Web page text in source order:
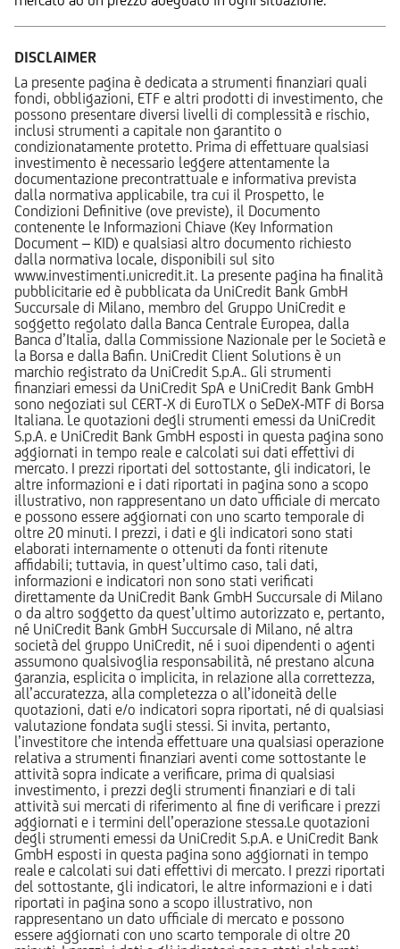
DISCLAIMER
La presente pagina è dedicata a strumenti finanziari quali
fondi, obbligazioni, ETF e altri prodotti di investimento, che
possono presentare diversi livelli di complessità e rischio,
inclusi strumenti a capitale non garantito o
condizionatamente protetto. Prima di effettuare qualsiasi
investimento è necessario leggere attentamente la
documentazione precontrattuale e informativa prevista
dalla normativa applicabile, tra cui il Prospetto, le
Condizioni Definitive (ove previste), il Documento
contenente le Informazioni Chiave (Key Information
Document – KID) e qualsiasi altro documento richiesto
dalla normativa locale, disponibili sul sito
www.investimenti.unicredit.it. La presente pagina ha finalità
pubblicitarie ed è pubblicata da UniCredit Bank GmbH
Succursale di Milano, membro del Gruppo UniCredit e
soggetto regolato dalla Banca Centrale Europea, dalla
Banca d’Italia, dalla Commissione Nazionale per le Società e
la Borsa e dalla Bafin. UniCredit Client Solutions è un
marchio registrato da UniCredit S.p.A.. Gli strumenti
finanziari emessi da UniCredit SpA e UniCredit Bank GmbH
sono negoziati sul CERT-X di EuroTLX o SeDeX-MTF di Borsa
Italiana. Le quotazioni degli strumenti emessi da UniCredit
S.p.A. e UniCredit Bank GmbH esposti in questa pagina sono
aggiornati in tempo reale e calcolati sui dati effettivi di
mercato. I prezzi riportati del sottostante, gli indicatori, le
altre informazioni e i dati riportati in pagina sono a scopo
illustrativo, non rappresentano un dato ufficiale di mercato
e possono essere aggiornati con uno scarto temporale di
oltre 20 minuti. I prezzi, i dati e gli indicatori sono stati
elaborati internamente o ottenuti da fonti ritenute
affidabili; tuttavia, in quest’ultimo caso, tali dati,
informazioni e indicatori non sono stati verificati
direttamente da UniCredit Bank GmbH Succursale di Milano
o da altro soggetto da quest’ultimo autorizzato e, pertanto,
né UniCredit Bank GmbH Succursale di Milano, né altra
società del gruppo UniCredit, né i suoi dipendenti o agenti
assumono qualsivoglia responsabilità, né prestano alcuna
garanzia, esplicita o implicita, in relazione alla correttezza,
all’accuratezza, alla completezza o all’idoneità delle
quotazioni, dati e/o indicatori sopra riportati, né di qualsiasi
valutazione fondata sugli stessi. Si invita, pertanto,
l’investitore che intenda effettuare una qualsiasi operazione
relativa a strumenti finanziari aventi come sottostante le
attività sopra indicate a verificare, prima di qualsiasi
investimento, i prezzi degli strumenti finanziari e di tali
attività sui mercati di riferimento al fine di verificare i prezzi
aggiornati e i termini dell’operazione stessa.Le quotazioni
degli strumenti emessi da UniCredit S.p.A. e UniCredit Bank
GmbH esposti in questa pagina sono aggiornati in tempo
reale e calcolati sui dati effettivi di mercato. I prezzi riportati
del sottostante, gli indicatori, le altre informazioni e i dati
riportati in pagina sono a scopo illustrativo, non
rappresentano un dato ufficiale di mercato e possono
essere aggiornati con uno scarto temporale di oltre 20